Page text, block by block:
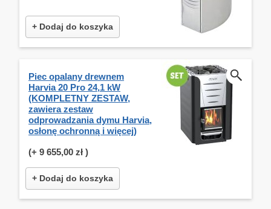
+ Dodaj do koszyka
Piec opalany drewnem
Harvia 20 Pro 24,1 kW
(KOMPLETNY ZESTAW,
zawiera zestaw
odprowadzania dymu Harvia,
osłonę ochronną i więcej)
(+ 9 655,00 zł )
+ Dodaj do koszyka